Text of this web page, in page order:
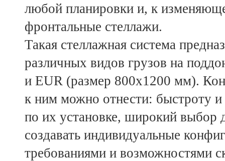
любой планировки и, к
фронтальные стеллажи.
Такая стеллажная система
различных видов грузов на
и EUR (размер 800х1200 мм).
к ним можно отнести: быстроту
по их установке, широкий выбор
создавать индивидуальные
требованиями и возможностями